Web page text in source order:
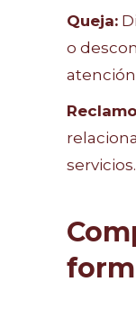
Queja:
o
servicios.